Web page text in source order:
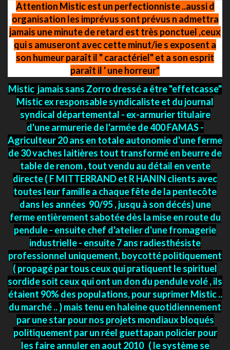
Attention Mistic est un perfectionniste ..aussi d
organisation les imprévus sont prévus n admettra
jamais une minute de retard est très ponctuel ,ceux
qui s amuseront avec cette minut/ie s exposent a
son humeur paraît il " caractériel" et a son esprit
paraît il ' une horreur"
Mistic jamais sans Zorro dressé a être "effetcasse"
Mistic ex responsable syndicaliste et du journal
syndical départemental - ex-armurier titulaire
d'une armurerie de l'armée de 400 FAMAS -
Agriculteur 20 ans en totale autonomie d'une ferme
de 30 vaches laitières tout transformé en beurre de
table de renom , tout vendu au détail en vente
directe ( F MITTERRAND et R HANIN clients avec
toutes leur famille a chaque fête de la pentecôte
dans les années 90/95 , jusqu à son décés) une
ferme entièrement sabotée dès la mise en route du
pendule - ensuite chef d'atelier d'une fromagerie
industrielle - ensuite 7 ans radiesthésiste
professionnel uniquement, boycotté politiquement
( propagé par tous ceux qui pratiquent le spirituel
sordide soit ceux qui ont un don du pendule volé , ils
étaient 90% des populations, pour suprimer Mistic ..
du marché .. ) mais tenu en haleine quotidiennement
par une star pour nos projets mondiaux bloqués
politiquement par un réel guettapan policier pour
les faire annuler en aout 2010 ( le système se